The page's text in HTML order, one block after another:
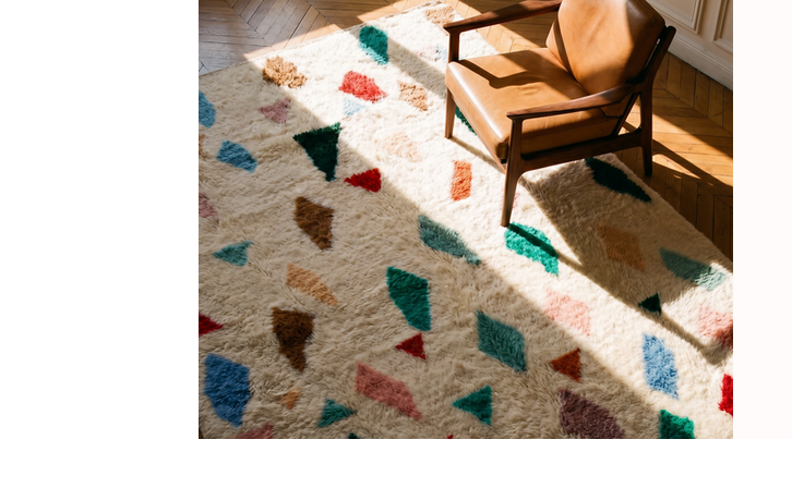
>> En cas de défaut ou de dommage lié au transport, les frais de retour sont pris en
charge.
Nous pouvons vous recommander des prestataires si besoin.
Besoin de plus de conseils ?
Consultez notreguide complet d’entretiendes tapis en laine
Une question ?Contactez-nous, on vous répond rapidement